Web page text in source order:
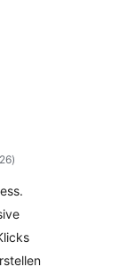
Bewertungen
insgesamt
)